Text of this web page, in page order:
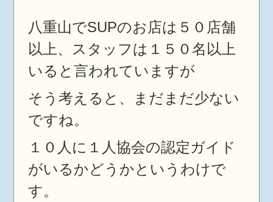
八重山でSUPのお店は５０店舗
以上、スタッフは１５０名以上
いると言われていますが
そう考えると、まだまだ少ない
ですね。
１０人に１人協会の認定ガイド
がいるかどうかというわけで
す。